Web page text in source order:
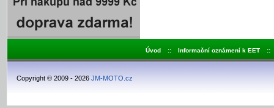
Úvod :: Informační oznámení k EET ::
Copyright © 2009 - 2026 JM-MOTO.cz